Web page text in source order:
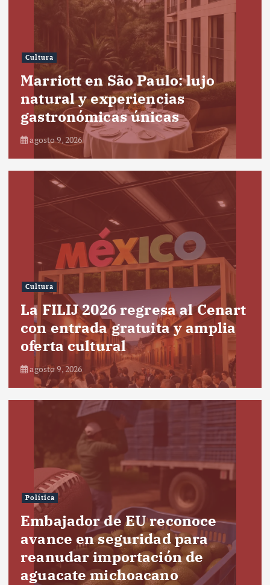
Cultura
Marriott en São Paulo: lujo
natural y experiencias
gastronómicas únicas
agosto 9, 2026
Cultura
La FILIJ 2026 regresa al Cenart
con entrada gratuita y amplia
oferta cultural
agosto 9, 2026
Política
Embajador de EU reconoce
avance en seguridad para
reanudar importación de
aguacate michoacano